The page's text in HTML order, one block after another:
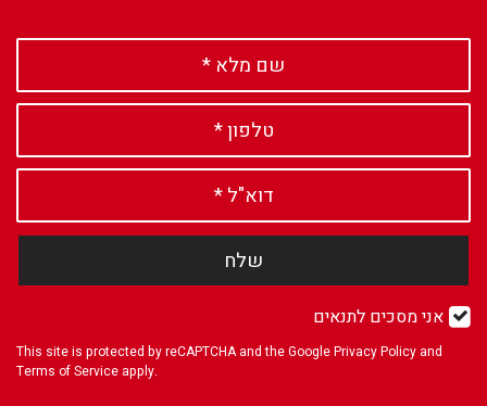
שלח
אני מסכים לתנאים
This site is protected by reCAPTCHA and the GooglePrivacy Policy and
Terms of Service apply.